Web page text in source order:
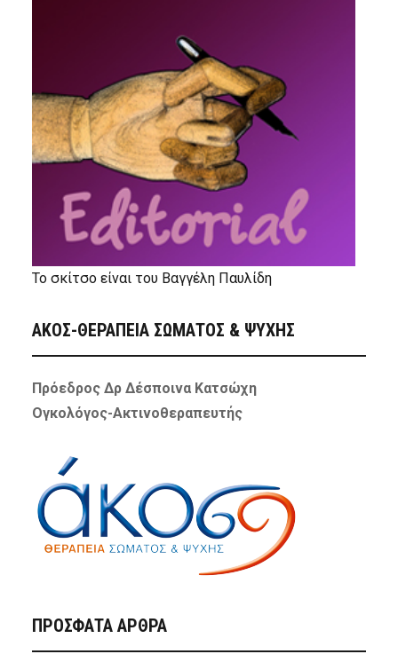
Το σκίτσο είναι του Βαγγέλη Παυλίδη
ΑΚΟΣ-ΘΕΡΑΠΕΙΑ ΣΩΜΑΤΟΣ & ΨΥΧΗΣ
Πρόεδρος Δρ Δέσποινα Κατσώχη
Ογκολόγος-Ακτινοθεραπευτής
ΠΡΌΣΦΑΤΑ ΆΡΘΡΑ